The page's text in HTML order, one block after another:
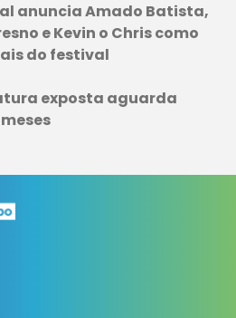
anuncia Amado Batista,
e Kevin o Chris como
do festival
exposta aguarda